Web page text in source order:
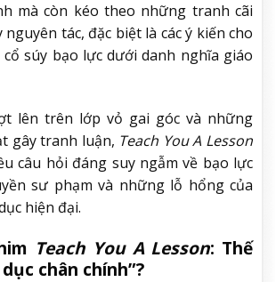
mà còn kéo theo những tranh cãi
tác, đặc biệt là các ý kiến cho
súy bạo lực dưới danh nghĩa giáo
lên trên lớp vỏ gai góc và những
gây tranh luận, Teach You A Lesson
câu hỏi đáng suy ngẫm về bạo lực
sư phạm và những lỗ hổng của
hiện đại.
Teach You A Lesson: Thế
chân chính”?